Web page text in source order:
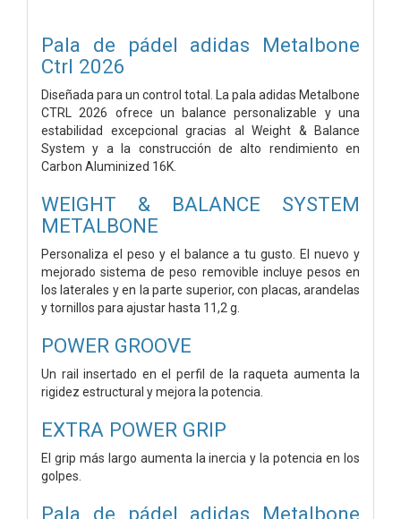
Pala de pádel adidas Metalbone
Ctrl 2026
Diseñada para un control total. La pala adidas Metalbone
CTRL 2026 ofrece un balance personalizable y una
estabilidad excepcional gracias al Weight & Balance
System y a la construcción de alto rendimiento en
Carbon Aluminized 16K.
WEIGHT & BALANCE SYSTEM
METALBONE
Personaliza el peso y el balance a tu gusto. El nuevo y
mejorado sistema de peso removible incluye pesos en
los laterales y en la parte superior, con placas, arandelas
y tornillos para ajustar hasta 11,2 g.
POWER GROOVE
Un rail insertado en el perfil de la raqueta aumenta la
rigidez estructural y mejora la potencia.
EXTRA POWER GRIP
El grip más largo aumenta la inercia y la potencia en los
golpes.
Pala de pádel adidas Metalbone